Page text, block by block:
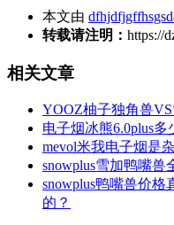
本文由
转载请注明： https://
相关文章
YOOZ柚子独角兽
电子烟冰熊6.0plus多
mevol米我电子烟是
snowplus雪加鸭嘴兽
snowplus鸭嘴兽价
的？